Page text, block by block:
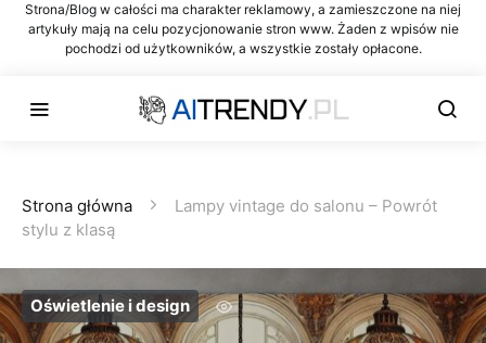
Strona/Blog w całości ma charakter reklamowy, a zamieszczone na niej
artykuły mają na celu pozycjonowanie stron www. Żaden z wpisów nie
pochodzi od użytkowników, a wszystkie zostały opłacone.
Strona główna
Lampy vintage do salonu – Powrót
stylu z klasą
Oświetlenie i design